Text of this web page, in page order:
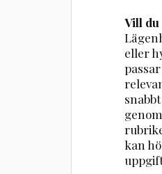
Vill du
eller
kan